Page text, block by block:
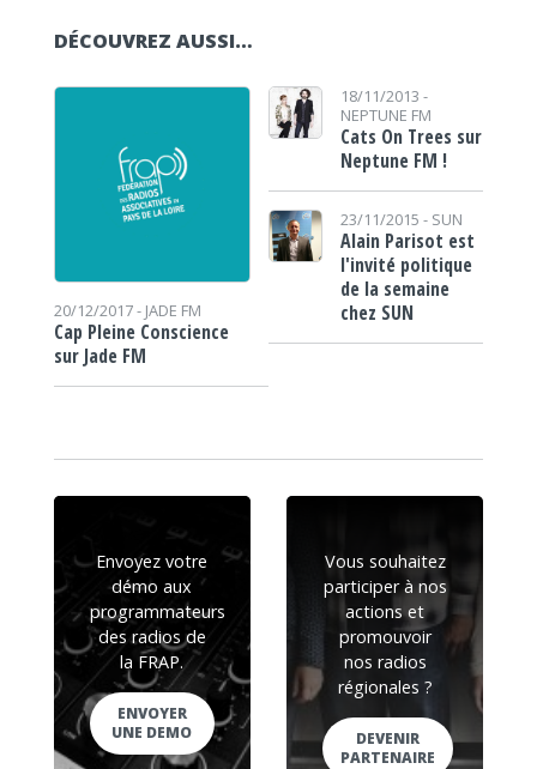
DÉCOUVREZ AUSSI…
20/12/2017 - JADE FM
Cap Pleine Conscience
sur Jade FM
18/11/2013 -
NEPTUNE FM
Cats On Trees sur
Neptune FM !
23/11/2015 - SUN
Alain Parisot est
l'invité politique
de la semaine
chez SUN
Envoyez votre
démo aux
programmateurs
des radios de
la FRAP.
ENVOYER
UNE DEMO
Vous souhaitez
participer à nos
actions et
promouvoir
nos radios
régionales ?
DEVENIR
PARTENAIRE